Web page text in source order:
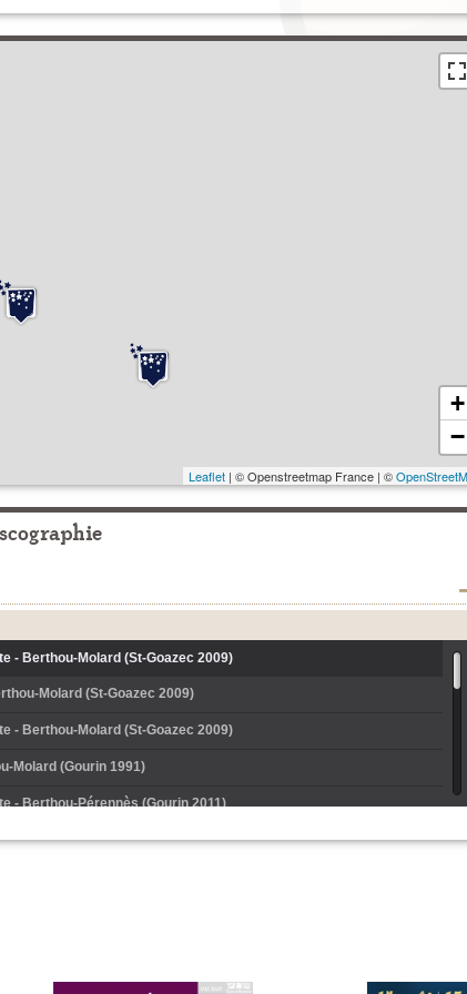
+
−
Leaflet| © Openstreetmap France | ©
- Berthou-Molard (St-Goazec 2009)
Molard (St-Goazec 2009)
- Berthou-Molard (St-Goazec 2009)
Molard (Gourin 1991)
- Berthou-Pérennès (Gourin 2011)
Pérennès (Gourin 2011)
Salud - Berthou-Pérennès (Gourin 2011)
- Berthou-Molard (Châteauneuf 2012)